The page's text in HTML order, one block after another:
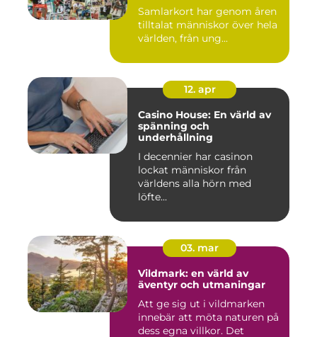
Samlarkort har genom åren
tilltalat människor över hela
världen, från ung...
12. apr
Casino House: En värld av
spänning och
underhållning
I decennier har casinon
lockat människor från
världens alla hörn med
löfte...
03. mar
Vildmark: en värld av
äventyr och utmaningar
Att ge sig ut i vildmarken
innebär att möta naturen på
dess egna villkor. Det